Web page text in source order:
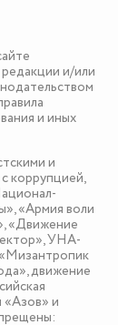
и/или
и иных
и
коррупцией,
«Армия воли
«Движение
УНА-
движение
«Азов» и